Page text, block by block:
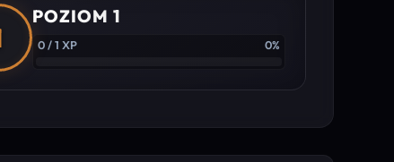
POZIOM 1
0 / 1 XP 0%